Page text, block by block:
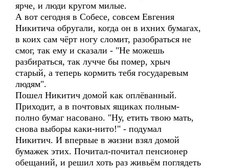
ярче, и люди кругом милые.
А вот сегодня в Собесе, совсем Евгения
Никитича обругали, когда он в ихних бумагах,
в коих сам чёрт ногу сломит, разобраться не
смог, так ему и сказали - "Не можешь
разбираться, так лучче бы помер, хрыч
старый, а теперь кормить тебя государевым
людям".
Пошел Никитич домой как оплёванный.
Приходит, а в почтовых ящиках полным-
полно бумаг насовано. "Ну, етить твою мать,
снова выборы каки-нито!" - подумал
Никитич. И впервые в жизни взял домой
бумажек этих. Почитал-почитал пенсионер
обещаний, и решил хоть раз живьём поглядеть